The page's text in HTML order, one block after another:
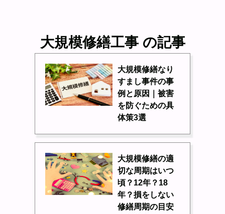
大規模修繕工事 の記事
大規模修繕なり
すまし事件の事
例と原因｜被害
を防ぐための具
体策3選
大規模修繕の適
切な周期はいつ
頃？12年？18
年？損をしない
修繕周期の目安